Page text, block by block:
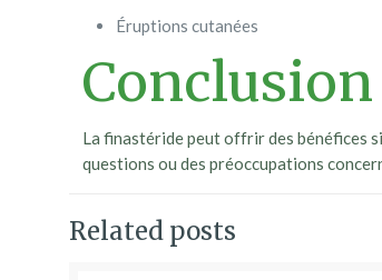
Éruptions cutanées
Conclusion
La finastéride peut offrir des bénéfices
questions ou des préoccupations
Related posts